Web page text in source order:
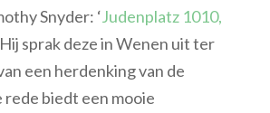
Snyder: ‘Judenplatz 1010,
Hij sprak deze in Wenen uit ter
een herdenking van de
rede biedt een mooie